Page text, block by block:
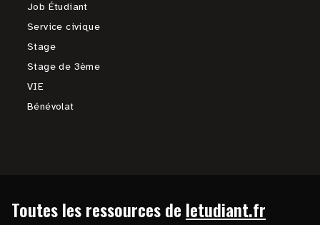
Job Étudiant
Service civique
Stage
Stage de 3ème
VIE
Bénévolat
Toutes les ressources de letudiant.fr